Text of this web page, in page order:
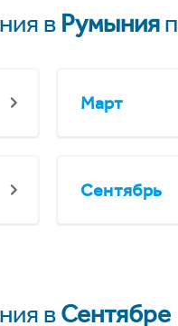
в Румыния
Март
Сентябрь
вСентябре